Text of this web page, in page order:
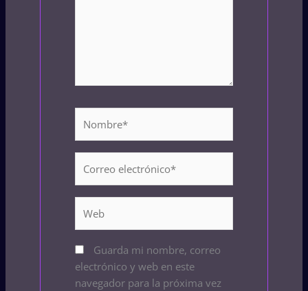
electrónico*
Guarda mi nombre, correo
electrónico y web en este
navegador para la próxima vez